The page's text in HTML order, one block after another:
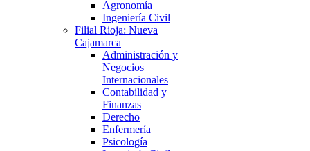
Agronomía
Ingeniería Civil
Filial Rioja: Nueva
Cajamarca
Administración y
Negocios
Internacionales
Contabilidad y
Finanzas
Derecho
Enfermería
Psicología